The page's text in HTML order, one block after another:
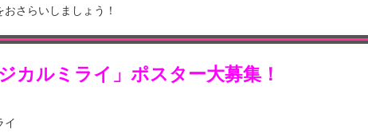
さらいしましょう！
カルミライ」ポスター大募集！
イ